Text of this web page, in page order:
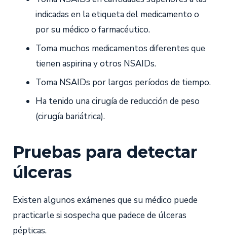
indicadas en la etiqueta del medicamento o
por su médico o farmacéutico.
Toma muchos medicamentos diferentes que
tienen aspirina y otros NSAIDs.
Toma NSAIDs por largos períodos de tiempo.
Ha tenido una cirugía de reducción de peso
(cirugía bariátrica).
Pruebas para detectar
úlceras
Existen algunos exámenes que su médico puede
practicarle si sospecha que padece de úlceras
pépticas.